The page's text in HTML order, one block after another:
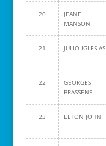
20
JEANE
MANSON
21 JULIO IGLESIAS
22
GEORGES
BRASSENS
23 ELTON JOHN